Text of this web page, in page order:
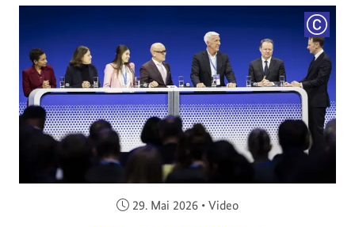
Veröffentlicht am:
29. Mai 2026 • Video